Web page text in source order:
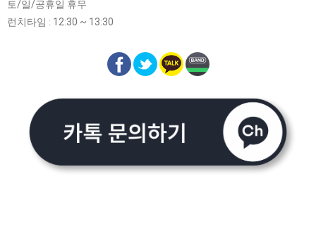
토/일/공휴일 휴무
런치타임 : 12:30 ~ 13:30